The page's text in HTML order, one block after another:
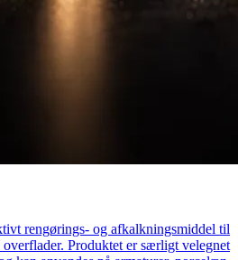
rengørings‑ og afkalkningsmiddel til
Produktet er særligt velegnet